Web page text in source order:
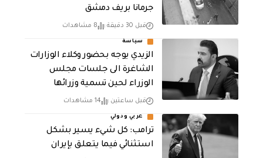
جرمانا بريف دمشق
قبل 30 دقيقة 8 مشاهدات
سياسة
الزيدي يوجه بحضور وكلاء الوزارات
الشاغرة الى جلسات مجلس
الوزراء لحين تسمية وزرائها
قبل ساعتين 14 مشاهدات
عربي ودولي
ترامب: كل شيء يسير بشكل
استثنائي فيما يتعلق بإيران